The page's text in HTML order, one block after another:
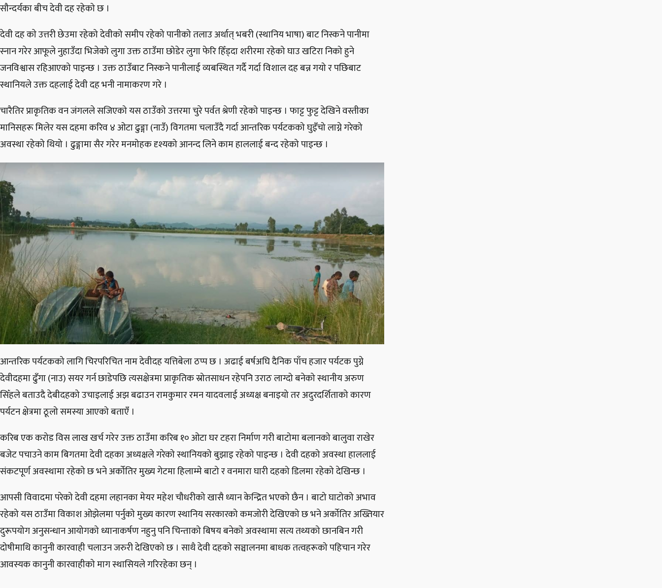
सौन्दर्यका बीच देवी दह रहेको छ ।
देवी दह काे उत्तरी छेउमा रहेको देवीको समीप रहेको पानीको तलाउ अर्थात् भबरी (स्थानिय भाषा) बाट निस्कने पानीमा
स्नान गरेर आफूले नुहाउँदा भिजेको लुगा उक्त ठाउँमा छोडेर लुगा फेरि हिँड्दा शरीरमा रहेको घाउ खटिरा निको हुने
जनविश्वास रहिआएको पाइन्छ । उक्त ठाउँबाट निस्कने पानीलाई व्यबस्थित गर्दै गर्दा विशाल दह बन्न गयो र पछिबाट
स्थानियले उक्त दहलाई देवी दह भनी नामाकरण गरे ।
चारैतिर प्राकृतिक वन जंगलले सजिएको यस ठाउँको उत्तरमा चुरे पर्वत श्रेणी रहेको पाइन्छ । फाट्ट फुट्ट देखिने वस्तीका
मानिसहरू मिलेर यस दहमा करिव ४ ओटा ढुङ्गा (नाउँ) विगतमा चलाउँदै गर्दा आन्तरिक पर्यटकको घुइँचो लाग्ने गरेको
अवस्था रहेको थियो । ढुङ्गामा सैर गरेर मनमोहक दृश्यको आनन्द लिने काम हाललाई बन्द रहेको पाइन्छ ।
आन्तरिक पर्यटकको लागि चिरपरिचित नाम देवीदह यत्तिबेला ठप्प छ । अढाई बर्षअघि दैनिक पाँच हजार पर्यटक पुग्ने
देवीदहमा ढुँगा (नाउ) सयर गर्न छाडेपछि त्यसक्षेत्रमा प्राकृतिक स्रोतसाधन रहेपनि उराठ लाग्दो बनेको स्थानीय अरुण
सिँहले बताउदै देबीदहको उचाइलाई अझ बढाउन रामकुमार रमन यादवलाई अध्यक्ष बनाइयो तर अदुरदर्शिताको कारण
पर्यटन क्षेत्रमा ठूलो समस्या आएको बताएँ ।
करिब एक करोड विस लाख खर्च गरेर उक्त ठाउँमा करिब १० ओटा घर टहरा निर्माण गरी बाटोमा बलानको बालुवा राखेर
बजेट पचाउने काम बिगतमा देवी दहका अध्यक्षले गरेको स्थानियको बुझाइ रहेको पाइन्छ । देवी दहको अवस्था हाललाई
संकटपूर्ण अवस्थामा रहेको छ भने अर्कोतिर मुख्य गेटमा हिलाम्मे बाटो र वनमारा घारी दहको डिलमा रहेको देखिन्छ ।
आपसी विवादमा परेको देवी दहमा लहानका मेयर महेश चौधरीको खासै ध्यान केन्द्रित भएको छैन । बाटो घाटोको अभाव
रहेको यस ठाउँमा विकाश ओझेलमा पर्नुको मुख्य कारण स्थानिय सरकारको कमजोरी देखिएको छ भने अर्कोतिर अख्तियार
दुरूपयोग अनुसन्धान आयोगको ध्यानाकर्षण नहुनु पनि चिन्ताको बिषय बनेको अवस्थामा सत्य तथ्यको छानबिन गरी
दोषीमाथि कानुनी कारवाही चलाउन जरुरी देखिएको छ । साथै देवी दहको सञ्चालनमा बाधक तत्वहरूको पहिचान गरेर
आवस्यक कानुनी कारवाहीको माग स्थासियले गरिरहेका छन् ।